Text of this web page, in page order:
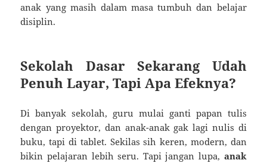
anak yang masih dalam masa tumbuh dan belajar
disiplin.
Sekolah Dasar Sekarang Udah
Penuh Layar, Tapi Apa Efeknya?
Di banyak sekolah, guru mulai ganti papan tulis
dengan proyektor, dan anak-anak gak lagi nulis di
buku, tapi di tablet. Sekilas sih keren, modern, dan
bikin pelajaran lebih seru. Tapi jangan lupa, anak